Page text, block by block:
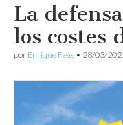
La
los costes
por Enrique Feás • 28/03/